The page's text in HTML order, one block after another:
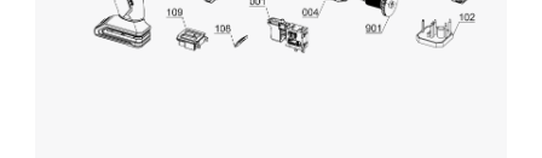
This content is not permitted to load due
to trackers that are not disclosed to the